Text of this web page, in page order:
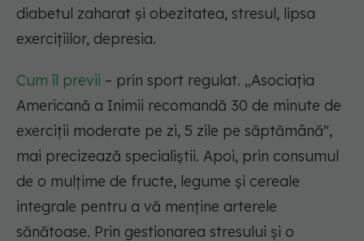
diabetul zaharat și obezitatea, stresul, lipsa
exercițiilor, depresia.
Cum îl previi – prin sport regulat. „Asociația
Americană a Inimii recomandă 30 de minute de
exerciții moderate pe zi, 5 zile pe săptămână",
mai precizează specialiștii. Apoi, prin consumul
de o mulțime de fructe, legume și cereale
integrale pentru a vă menține arterele
sănătoase. Prin gestionarea stresului și o